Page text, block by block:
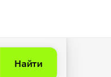
Найти